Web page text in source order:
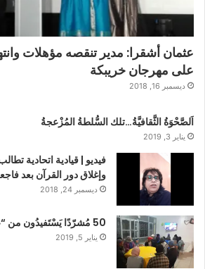
عثمان أشقرا: مدير تنقصه مؤهلات
على مهرجان خريبكة
ديسمبر 16, 2018
اَلصَّحْوَةُ الثَّقافيَّةُ…تلك السُّلطةُ المُزْعجةُ
يناير 3, 2019
فيديو | قيادية اتحادية
وإغلاق دور القرآن بعد
ديسمبر 24, 2018
50 مُشرّدًا يَسْتَفيدُون من “عملية دفء” بخريبكة
يناير 5, 2019